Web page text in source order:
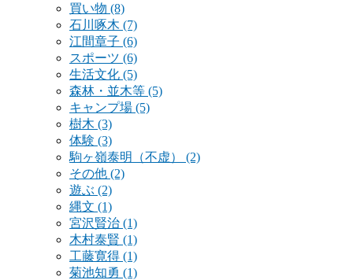
買い物 (8)
石川啄木 (7)
江間章子 (6)
スポーツ (6)
生活文化 (5)
森林・並木等 (5)
キャンプ場 (5)
樹木 (3)
体験 (3)
駒ヶ嶺泰明（不虚） (2)
その他 (2)
遊ぶ (2)
縄文 (1)
宮沢賢治 (1)
木村泰賢 (1)
工藤寛得 (1)
菊池知勇 (1)